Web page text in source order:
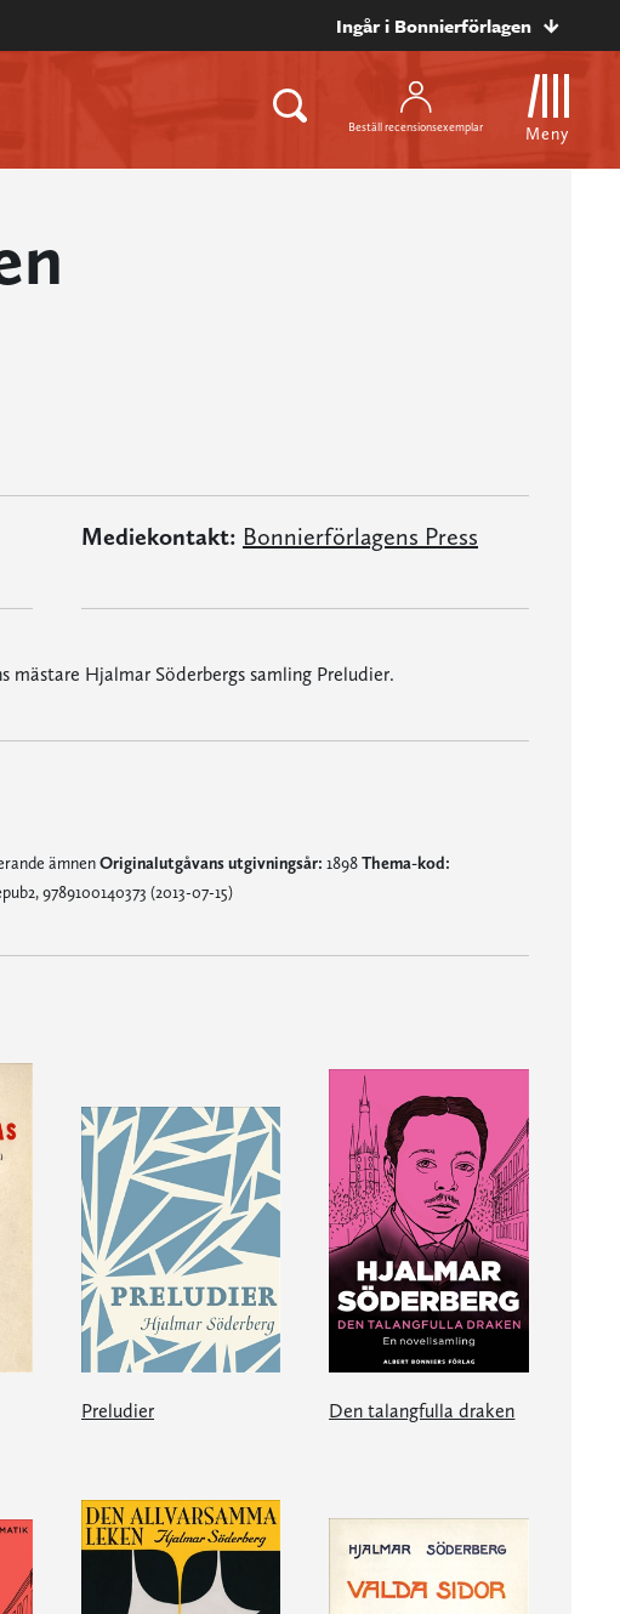
Ingår i Bonnierförlagen
Beställ recensionsexemplar Meny
Mediekontakt: Bonnierförlagens Press
mästare Hjalmar Söderbergs samling Preludier.
ämnenOriginalutgåvans utgivningsår: 1898Thema-kod:
9789100140373 (2013-07-15)
Preludier Den talangfulla draken